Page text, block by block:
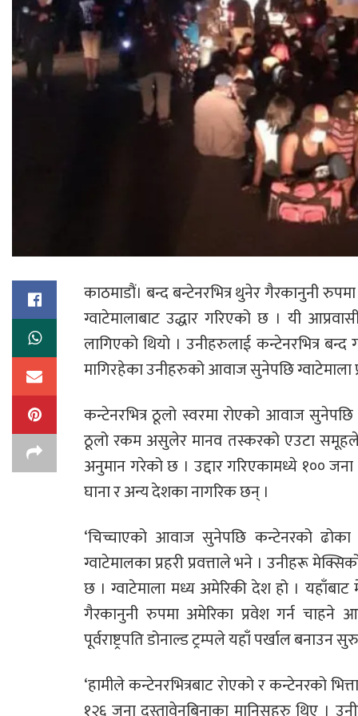
काठमाडौं। बन्द बन्टेनरभित्र थुनेर गैरकानुनी
ग्वाटेमालाबाट उद्धार गरिएको छ । यी
लागिएको थियो । उनीहरुलाई कन्टेनरभित्र बन्द
मागिरहेका उनीहरुको आवाज सुनेपछि ग्वाटेमाला
कन्टेनरभित्र ठूलो स्वरमा रोएको आवाज
ठूलो रकम असुलेर मानव तस्करको एउटा समूहले
अनुमान गरेको छ । उद्दार गरिएकामध्ये १००
घाना र अन्य देशका नागरिक छन् ।
‘चिच्चाएको आवाज सुनेपछि कन्टेनरको
ग्वाटेमालका प्रहरी प्रवत्ताले भने । उनीहरू
छ । ग्वाटेमाला मध्य अमेरिकी देश हो ।
गैरकानुनी रुपमा अमेरिका प्रवेश गर्न चाहने
पूर्वराष्ट्रपति डोनाल्ड ट्रम्पले यहाँ पर्खाल बनाउन
‘हामीले कन्टेनरभित्रबाट रोएको र कन्टेनरको